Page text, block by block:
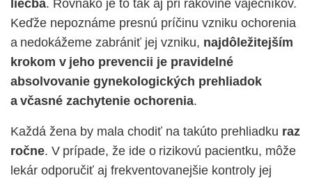
liečba. Rovnako je to tak aj pri rakovine vaječníkov.
Keďže nepoznáme presnú príčinu vzniku ochorenia
a nedokážeme zabrániť jej vzniku, najdôležitejším
krokom v jeho prevencii je pravidelné
absolvovanie gynekologických prehliadok
a včasné zachytenie ochorenia.
Každá žena by mala chodiť na takúto prehliadku raz
ročne. V prípade, že ide o rizikovú pacientku, môže
lekár odporučiť aj frekventovanejšie kontroly jej